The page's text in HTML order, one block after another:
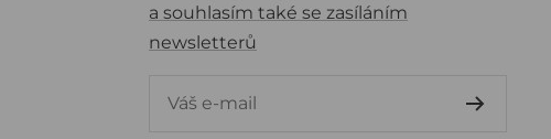
a souhlasím také se zasíláním
newsletterů
Váš e-mail